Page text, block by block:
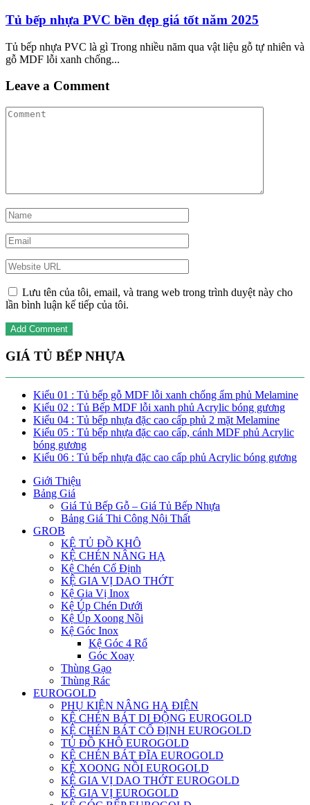
Tủ bếp nhựa PVC bền đẹp giá tốt năm 2025
Tủ bếp nhựa PVC là gì Trong nhiều năm qua vật liệu gỗ tự nhiên và
gỗ MDF lỗi xanh chống...
Leave a Comment
Lưu tên của tôi, email, và trang web trong trình duyệt này cho
lần bình luận kế tiếp của tôi.
GIÁ TỦ BẾP NHỰA
Kiểu 01 : Tủ bếp gỗ MDF lỗi xanh chống ẩm phủ Melamine
Kiểu 02 : Tủ Bếp MDF lỗi xanh phủ Acrylic bóng gương
Kiểu 04 : Tủ bếp nhựa đặc cao cấp phủ 2 mặt Melamine
Kiểu 05 : Tủ bếp nhựa đặc cao cấp, cánh MDF phủ Acrylic
bóng gương
Kiểu 06 : Tủ bếp nhựa đặc cao cấp phủ Acrylic bóng gương
Giới Thiệu
Bảng Giá
Giá Tủ Bếp Gỗ – Giá Tủ Bếp Nhựa
Bảng Giá Thi Công Nội Thất
GROB
KỆ TỦ ĐỒ KHÔ
KỆ CHÉN NÂNG HẠ
Kệ Chén Cố Định
KỆ GIA VỊ DAO THỚT
Kệ Gia Vị Inox
Kệ Úp Chén Dưới
Kệ Úp Xoong Nồi
Kệ Góc Inox
Kệ Góc 4 Rổ
Góc Xoay
Thùng Gạo
Thùng Rác
EUROGOLD
PHỤ KIỆN NÂNG HẠ ĐIỆN
KỆ CHÉN BÁT DI ĐỘNG EUROGOLD
KỆ CHÉN BÁT CỐ ĐỊNH EUROGOLD
TỦ ĐỒ KHÔ EUROGOLD
KỆ CHÉN BÁT ĐĨA EUROGOLD
KỆ XOONG NỒI EUROGOLD
KỆ GIA VỊ DAO THỚT EUROGOLD
KỆ GIA VỊ EUROGOLD